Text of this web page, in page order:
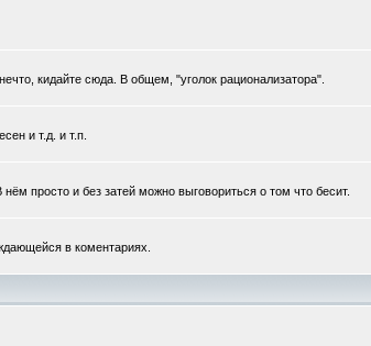
кидайте сюда. В общем, "уголок рационализатора".
и т.д. и т.п.
просто и без затей можно выговориться о том что бесит.
в коментариях.